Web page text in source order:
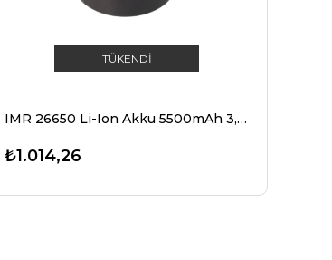
TÜKENDI
IMR 26650 Li-Ion Akku 5500mAh 3,6V - 3,7V 15A konstant Abmessungen 66,5 x 26,3 mm
₺1.014,26